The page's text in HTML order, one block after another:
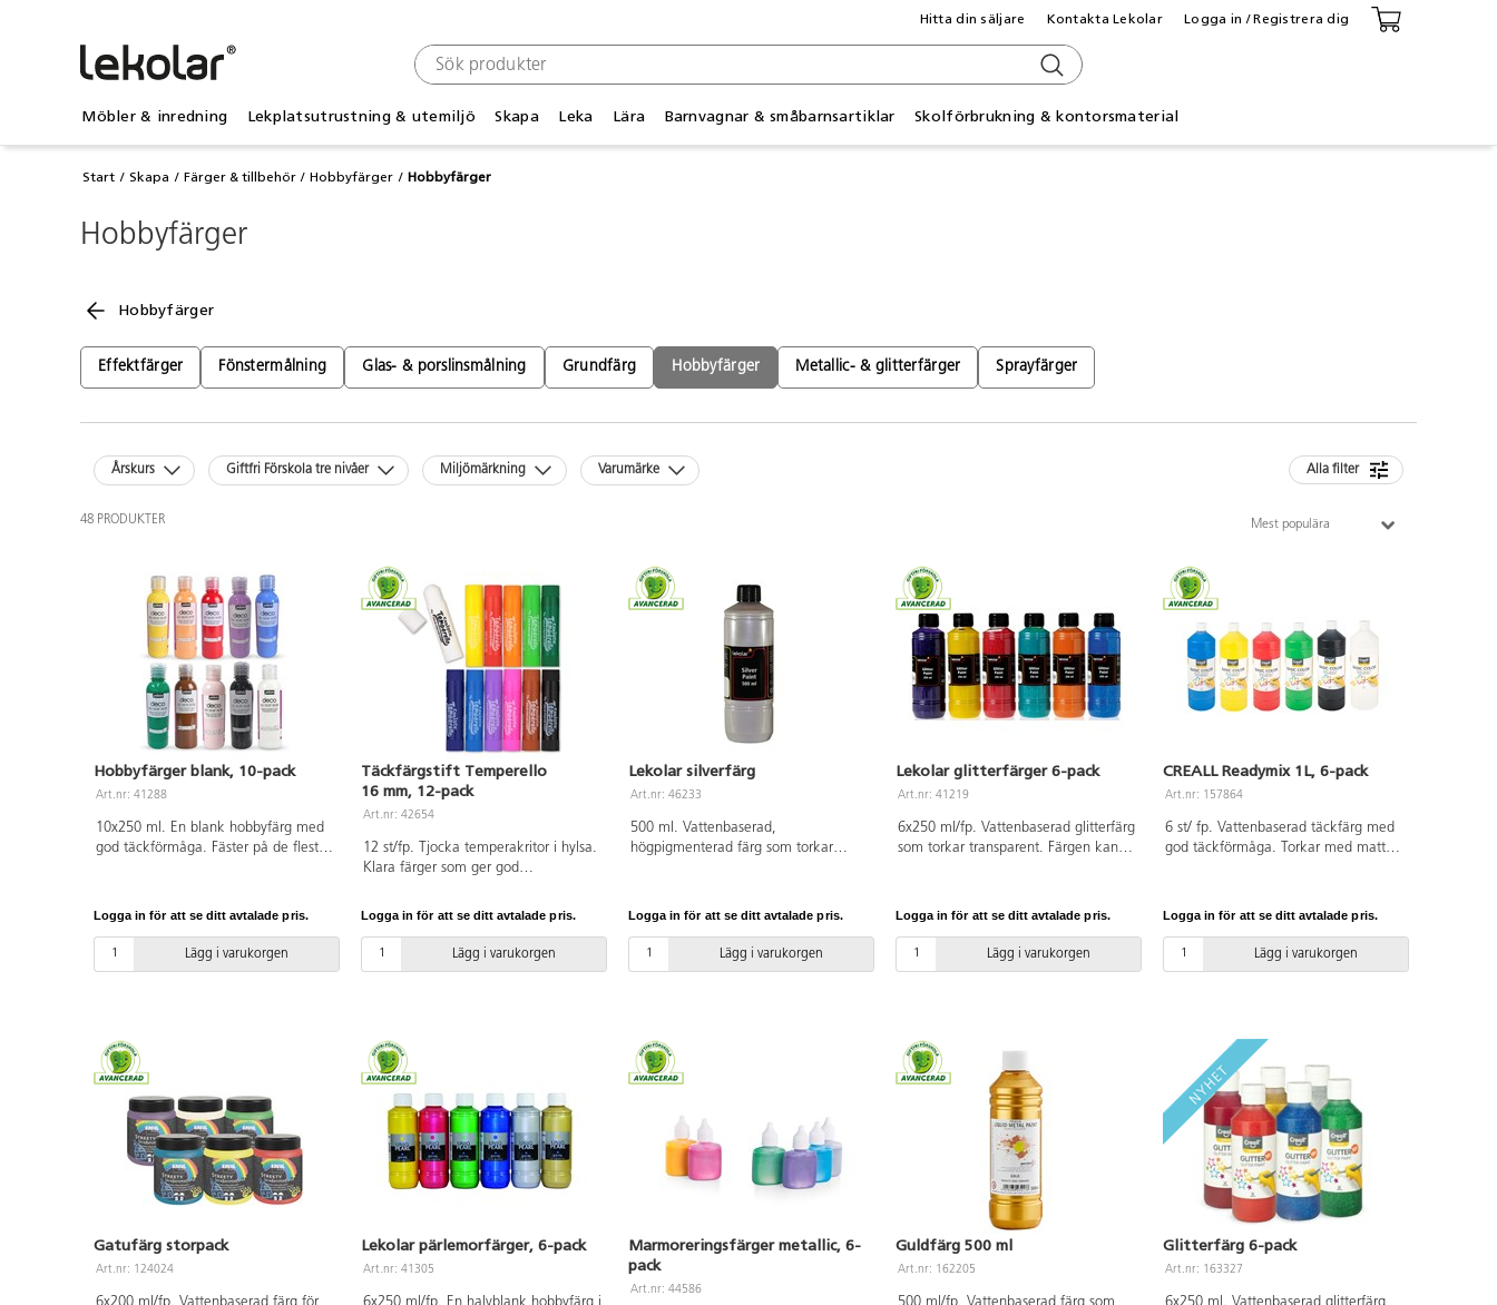
Möbler & inredning Lekplatsutrustning & utemiljö Skapa Leka Lära Barnvagnar & småbarnsartiklar Skolförbrukning & kontorsmaterial
Hitta din säljare Kontakta Lekolar Logga in / Registrera dig
Start Skapa Färger & tillbehör Hobbyfärger Hobbyfärger
Hobbyfärger
Hobbyfärger
Effektfärger Fönstermålning Glas- & porslinsmålning Grundfärg Hobbyfärger Metallic- & glitterfärger Sprayfärger
Årskurs Giftfri Förskola tre nivåer Miljömärkning Varumärke Alla filter
48 PRODUKTER Mest populära
Hobbyfärger blank, 10-pack
Art.nr: 41288
10x250 ml. En blank hobbyfärg med
god täckförmåga. Fäster på de flesta
ute. Måla föremålen inomhus och låt
användning ute. Innehåller gul,
orange, röd, lila, blå, grön, brun,
Logga in för att se ditt avtalade pris.
Lägg i varukorgen
Täckfärgstift Temperello
16 mm, 12-pack
Art.nr: 42654
12 st/fp. Tjocka temperakritor i hylsa.
Klara färger som ger god
torkar snabbt. Kan användas på
lösningsmedel. Innehåller svart, brun,
vit, gul, orange, röd, cerise, lila,
Logga in för att se ditt avtalade pris.
Lägg i varukorgen
Lekolar silverfärg
Art.nr: 46233
500 ml. Vattenbaserad,
högpigmenterad färg som torkar
vattenlöslig men blir sedan nästan
de flesta underlag. Komplettera med
vår praktiska pump 162437. PVC-fri.
Logga in för att se ditt avtalade pris.
Lägg i varukorgen
Lekolar glitterfärger 6-pack
Art.nr: 41219
6x250 ml/fp. Vattenbaserad glitterfärg
som torkar transparent. Färgen kan
Torktid ca 60 min. Förpackningen
och blå. Komplettera med vår
praktiska pump 162437. PVC-fri.
Logga in för att se ditt avtalade pris.
Lägg i varukorgen
CREALL Readymix 1L, 6-pack
Art.nr: 157864
6 st/ fp. Vattenbaserad täckfärg med
god täckförmåga. Torkar med matt
gul, röd, blå, grön, vit och svart.
Logga in för att se ditt avtalade pris.
Lägg i varukorgen
Gatufärg storpack
Art.nr: 124024
Lekolar pärlemorfärger, 6-pack
Art.nr: 41305
Marmoreringsfärger metallic, 6-
pack
Art.nr: 44586
Guldfärg 500 ml
Art.nr: 162205
Glitterfärg 6-pack
Art.nr: 163327